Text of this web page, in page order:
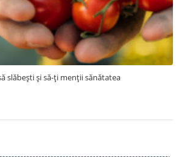
slăbești și să-ți menții sănătatea